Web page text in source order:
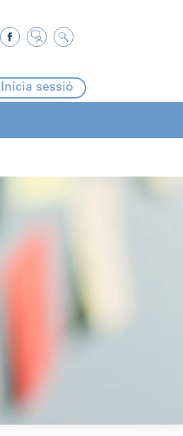
Inicia sessió